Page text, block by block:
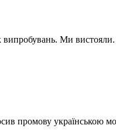
випробувань. Ми
промову українською